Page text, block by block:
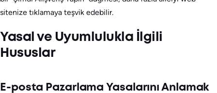
sitenize tıklamaya teşvik edebilir.
Yasal ve Uyumlulukla İlgili
Hususlar
E-posta Pazarlama Yasalarını Anlamak